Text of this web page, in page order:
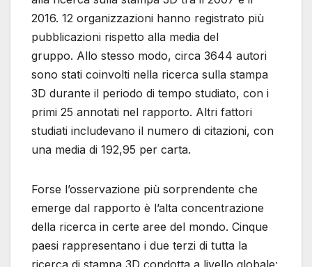
2016. 12 organizzazioni hanno registrato più
pubblicazioni rispetto alla media del
gruppo. Allo stesso modo, circa 3644 autori
sono stati coinvolti nella ricerca sulla stampa
3D durante il periodo di tempo studiato, con i
primi 25 annotati nel rapporto. Altri fattori
studiati includevano il numero di citazioni, con
una media di 192,95 per carta.
Forse l’osservazione più sorprendente che
emerge dal rapporto è l’alta concentrazione
della ricerca in certe aree del mondo. Cinque
paesi rappresentano i due terzi di tutta la